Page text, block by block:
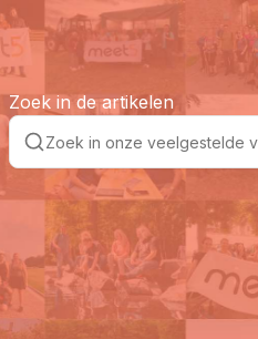
Zoek in de artikelen